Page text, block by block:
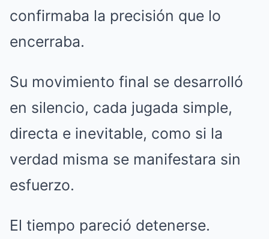
confirmaba la precisión que lo
encerraba.
Su movimiento final se desarrolló
en silencio, cada jugada simple,
directa e inevitable, como si la
verdad misma se manifestara sin
esfuerzo.
El tiempo pareció detenerse.